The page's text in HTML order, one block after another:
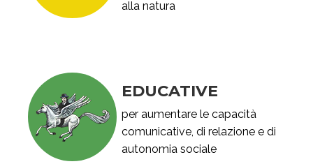
alla natura
EDUCATIVE
per aumentare le capacità
comunicative, di relazione e di
autonomia sociale